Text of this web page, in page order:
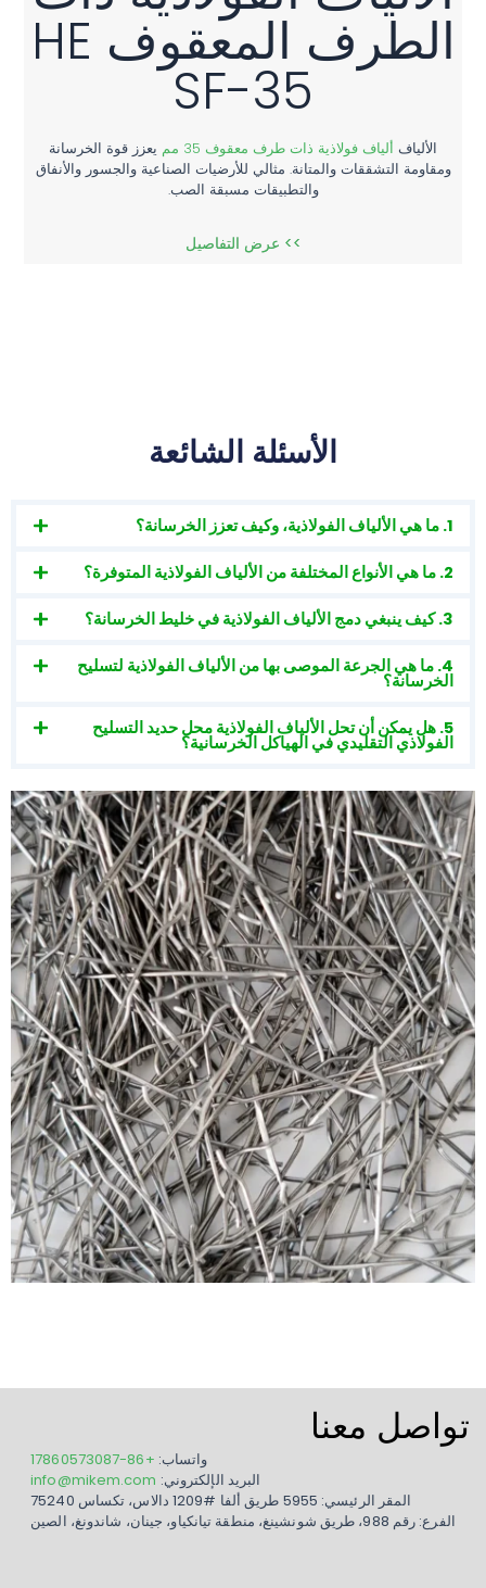
الطرف المعقوف HE
SF-35
الألياف ألياف فولاذية ذات طرف معقوف 35 مم
يعزز قوة الخرسانة
ومقاومة التشققات والمتانة. مثالي للأرضيات الصناعية والجسور والأنفاق
والتطبيقات مسبقة الصب.
>> عرض التفاصيل
الأسئلة الشائعة
1. ما هي الألياف الفولاذية، وكيف تعزز الخرسانة؟
2. ما هي الأنواع المختلفة من الألياف الفولاذية المتوفرة؟
3. كيف ينبغي دمج الألياف الفولاذية في خليط الخرسانة؟
4. ما هي الجرعة الموصى بها من الألياف الفولاذية لتسليح
الخرسانة؟
5. هل يمكن أن تحل الألياف الفولاذية محل حديد التسليح
الفولاذي التقليدي في الهياكل الخرسانية؟
تواصل معنا
واتساب: +86-17860573087
البريد الإلكتروني: info@mikem.com
المقر الرئيسي: 5955 طريق ألفا #1209 دالاس، تكساس 75240
الفرع: رقم 988، طريق شونشينغ، منطقة تيانكياو، جينان، شاندونغ، الصين